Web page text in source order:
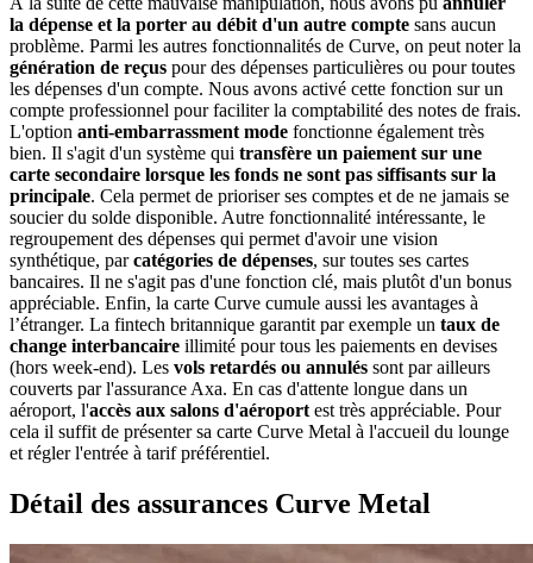
la dépense et la porter au débit d'un autre compte sans aucun
problème. Parmi les autres fonctionnalités de Curve, on peut noter la
génération de reçus pour des dépenses particulières ou pour toutes
les dépenses d'un compte. Nous avons activé cette fonction sur un
compte professionnel pour faciliter la comptabilité des notes de frais.
L'option anti-embarrassment mode fonctionne également très
bien. Il s'agit d'un système qui transfère un paiement sur une
carte secondaire lorsque les fonds ne sont pas siffisants sur la
principale. Cela permet de prioriser ses comptes et de ne jamais se
soucier du solde disponible. Autre fonctionnalité intéressante, le
regroupement des dépenses qui permet d'avoir une vision
synthétique, parcatégories de dépenses, sur toutes ses cartes
bancaires. Il ne s'agit pas d'une fonction clé, mais plutôt d'un bonus
appréciable. Enfin, la carte Curve cumule aussi les avantages à
l’étranger. La fintech britannique garantit par exemple un taux de
change interbancaire illimité pour tous les paiements en devises
(hors week-end). Les vols retardés ou annulés sont par ailleurs
couverts par l'assurance Axa. En cas d'attente longue dans un
aéroport, l'accès aux salons d'aéroport est très appréciable. Pour
cela il suffit de présenter sa carte Curve Metal à l'accueil du lounge
et régler l'entrée à tarif préférentiel.
Détail des assurances Curve Metal